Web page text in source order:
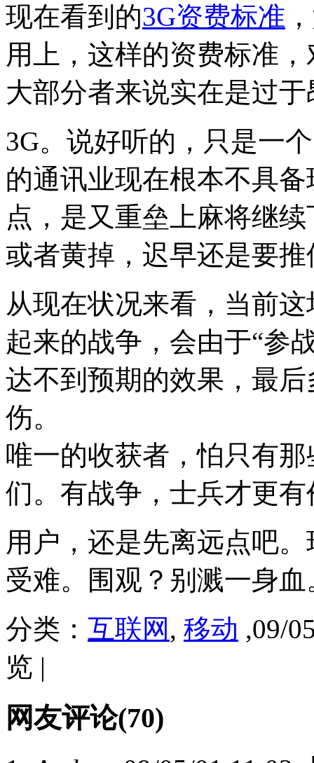
现在看到的3G资费标准
用上，这样的资费标准
大部分者来说实在是过于
3G。说好听的，只是一
的通讯业现在根本不具
点，是又重垒上麻将继
或者黄掉，迟早还是要
从现在状况来看，当前
起来的战争，会由于“参
达不到预期的效果，最
伤。
唯一的收获者，怕只有
们。有战争，士兵才更
用户，还是先离远点吧
受难。围观？别溅一身血
分类： 互联网 , 移动 ,09/
览 |
网友评论(70)